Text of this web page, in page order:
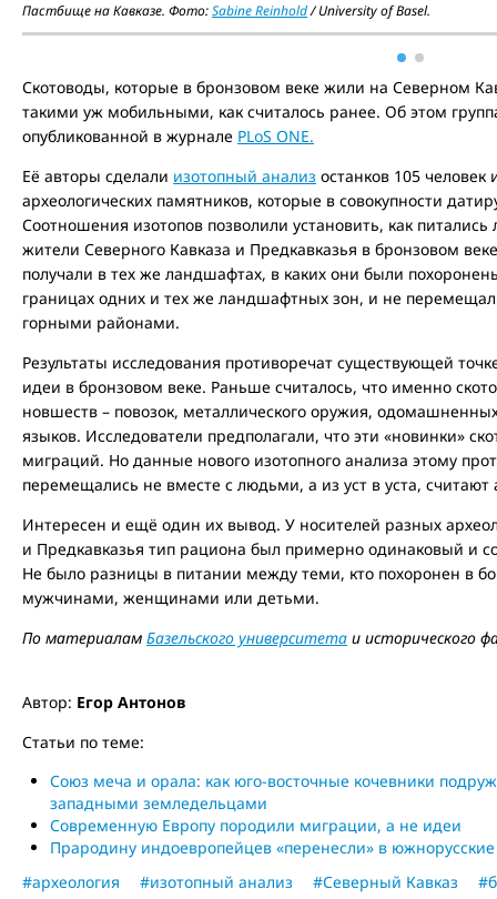
Пастбище на Кавказе. Фото:Sabine Reinhold/ University of Basel.
Скотоводы, которые в бронзовом веке жили на Северном
такими уж мобильными, как считалось ранее. Об этом
опубликованной в журнале PLoS ONE.
Её авторы сделали изотопный анализ останков 105
археологических памятников, которые в совокупности
Соотношения изотопов позволили установить, как
жители Северного Кавказа и Предкавказья в бронзовом
получали в тех же ландшафтах, в каких они были
границах одних и тех же ландшафтных зон, и не
горными районами.
Результаты исследования противоречат существующей
идеи в бронзовом веке. Раньше считалось, что именно
новшеств – повозок, металлического оружия,
языков. Исследователи предполагали, что эти «новинки»
миграций. Но данные нового изотопного анализа этому
перемещались не вместе с людьми, а из уст в уста, считают
Интересен и ещё один их вывод. У носителей разных
и Предкавказья тип рациона был примерно одинаковый и
Не было разницы в питании между теми, кто похоронен в
мужчинами, женщинами или детьми.
По материалам Базельского университета и исторического
Автор: Егор Антонов
Статьи по теме:
Союз меча и орала: как юго-восточные кочевники
западными земледельцами
Современную Европу породили миграции, а не идеи
Прародину индоевропейцев «перенесли» в южнорусские
#археология
#изотопный анализ #Северный Кавказ